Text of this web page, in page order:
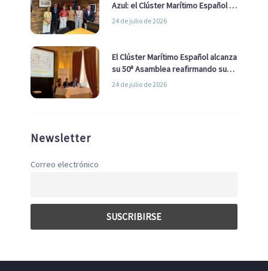
Azul: el Clúster Marítimo Español y
la Real Liga Naval avanzan alianzas
24 de julio de 2026
El Clúster Marítimo Español alcanza
su 50ª Asamblea reafirmando su
liderazgo en la Economía Azul
24 de julio de 2026
Newsletter
Correo electrónico